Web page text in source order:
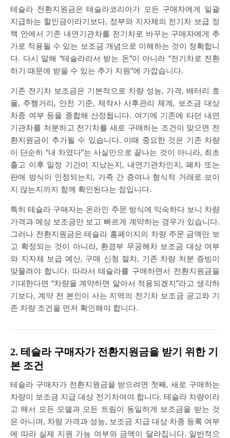
테슬라 전환지원금은 테슬라코리아가 모든 구매자에게 일괄
지급하는 할인금이라기보다, 정부와 지자체의 전기차 보급 정
책 안에서 기존 내연기관차를 전기차로 바꾸는 구매자에게 추
가로 적용될 수 있는 보조금 개념으로 이해하는 것이 정확합니
다. 다시 말해 “테슬라라서 받는 돈”이 아니라 “전기차로 전환
하기 때문에 받을 수 있는 추가 지원”에 가깝습니다.
기존 전기차 보조금은 기본적으로 차량 성능, 가격, 배터리 효
율, 주행거리, 안전 기준, 제작사 사후관리 체계, 보조금 대상
차종 여부 등을 종합해 산정됩니다. 여기에 기존에 타던 내연
기관차를 처분하고 전기차를 새로 구매하는 조건이 맞으면 전
환지원금이 추가될 수 있습니다. 이때 중요한 것은 기존 차량
이 단순히 “내 차였다”는 사실만으로 끝나는 것이 아니라, 최초
출고 이후 일정 기간이 지났는지, 내연기관차인지, 폐차 또는
판매 방식이 인정되는지, 가족 간 증여나 형식적 거래로 보이
지 않는지까지 함께 확인된다는 점입니다.
특히 테슬라 구매자는 온라인 주문 방식에 익숙하다 보니 차량
가격과 예상 보조금만 보고 빠르게 계약하는 경우가 있습니다.
그러나 전환지원금은 테슬라 홈페이지의 차량 주문 금액만 보
고 확정되는 것이 아니라, 환경부 무공해차 보조금 대상 여부
와 지자체 보급 예산, 구매 신청 절차, 기존 차량 처분 증빙이
맞물려야 합니다. 따라서 테슬라를 구매하면서 전환지원금을
기대한다면 “차량을 계약하면 알아서 적용되겠지”라고 생각하
기보다, 계약 전 본인이 사는 지역의 전기차 보조금 공고와 기
존 차량 조건을 먼저 확인해야 합니다.
2. 테슬라 구매자가 전환지원금을 받기 위한 기
본 조건
테슬라 구매자가 전환지원금을 받으려면 첫째, 새로 구매하는
차량이 보조금 지급 대상 전기차여야 합니다. 테슬라 차량이라
고 해서 모든 모델과 모든 트림이 동일하게 보조금을 받는 것
은 아니며, 차량 가격과 성능, 보조금 지급 대상 차종 등록 여부
에 따라 실제 지원 가능 여부와 금액이 달라집니다. 일반적으